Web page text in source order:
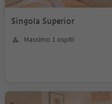
Singola Superior
Massimo 1 ospiti